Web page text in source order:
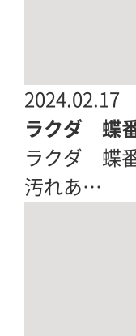
2024.02.17
ラクダ 蝶
ラクダ 蝶
汚れあ…